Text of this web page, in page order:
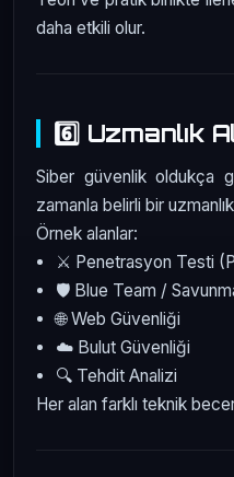
daha etkili olur.
6️⃣ Uzmanlık
Siber güvenlik oldukça
zamanla belirli bir
Örnek alanlar:
⚔️ Penetrasyon Testi
🛡️ Blue Team /
🌐 Web Güvenliği
☁️ Bulut Güvenliği
🔍 Tehdit Analizi
Her alan farklı teknik